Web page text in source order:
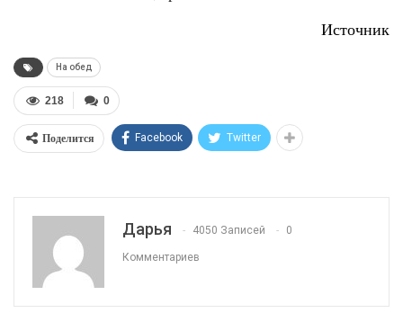
Источник
На обед
0
218
Поделится Facebook Twitter
Дарья 4050 Записей 0
Комментариев